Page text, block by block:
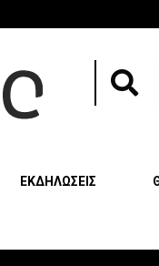
ΕΚΔΗΛΩΣΕΙΣ